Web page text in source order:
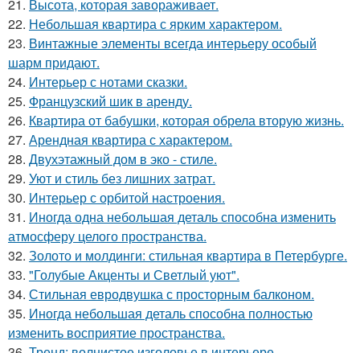
21. Высота, которая завораживает.
22. Небольшая квартира с ярким характером.
23. Винтажные элементы всегда интерьеру особый
шарм придают.
24. Интерьер с нотами сказки.
25. Французский шик в аренду.
26. Квартира от бабушки, которая обрела вторую жизнь.
27. Арендная квартира с характером.
28. Двухэтажный дом в эко - стиле.
29. Уют и стиль без лишних затрат.
30. Интерьер с орбитой настроения.
31. Иногда одна небольшая деталь способна изменить
атмосферу целого пространства.
32. Золото и молдинги: стильная квартира в Петербурге.
33. "Голубые Акценты и Светлый уют".
34. Стильная евродвушка с просторным балконом.
35. Иногда небольшая деталь способна полностью
изменить восприятие пространства.